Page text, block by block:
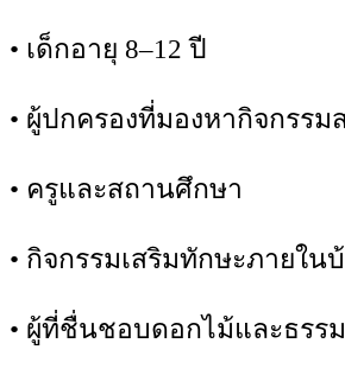
• เด็กอายุ 8–12 ปี
• ผู้ปกครองที่มองหากิจกรรม
• ครูและสถานศึกษา
• กิจกรรมเสริมทักษะภายใน
• ผู้ที่ชื่นชอบดอกไม้และธรร